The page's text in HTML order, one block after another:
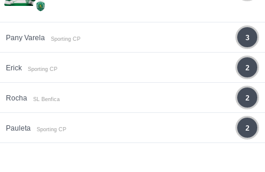
Pany Varela Sporting CP 3
Erick Sporting CP 2
Rocha SL Benfica 2
Pauleta Sporting CP 2